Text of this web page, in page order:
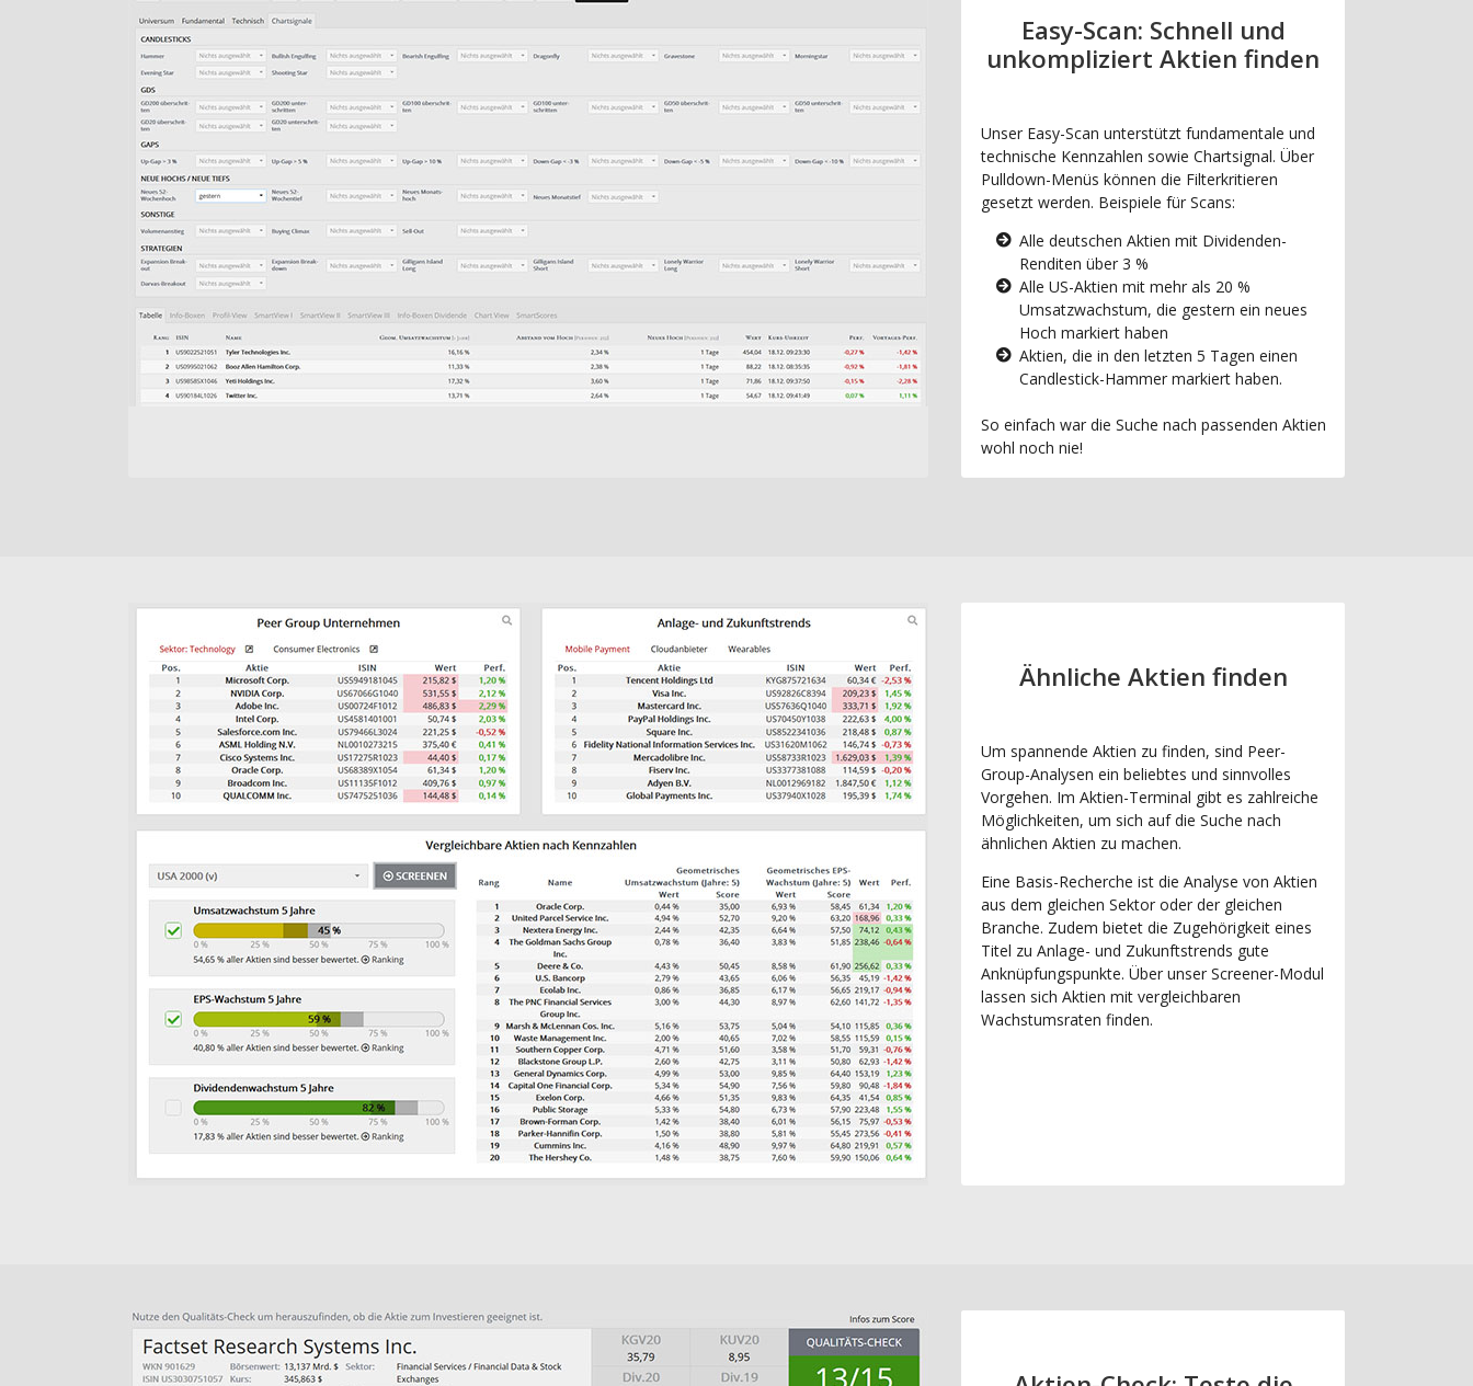
Easy-Scan: Schnell und
unkompliziert Aktien finden
Unser Easy-Scan unterstützt fundamentale und
technische Kennzahlen sowie Chartsignal. Über
Pulldown-Menüs können die Filterkritieren
gesetzt werden. Beispiele für Scans:
Alle deutschen Aktien mit Dividenden-
Renditen über 3 %
Alle US-Aktien mit mehr als 20 %
Umsatzwachstum, die gestern ein neues
Hoch markiert haben
Aktien, die in den letzten 5 Tagen einen
Candlestick-Hammer markiert haben.
So einfach war die Suche nach passenden Aktien
wohl noch nie!
Ähnliche Aktien finden
Um spannende Aktien zu finden, sind Peer-
Group-Analysen ein beliebtes und sinnvolles
Vorgehen. Im Aktien-Terminal gibt es zahlreiche
Möglichkeiten, um sich auf die Suche nach
ähnlichen Aktien zu machen.
Eine Basis-Recherche ist die Analyse von Aktien
aus dem gleichen Sektor oder der gleichen
Branche. Zudem bietet die Zugehörigkeit eines
Titel zu Anlage- und Zukunftstrends gute
Anknüpfungspunkte. Über unser Screener-Modul
lassen sich Aktien mit vergleichbaren
Wachstumsraten finden.